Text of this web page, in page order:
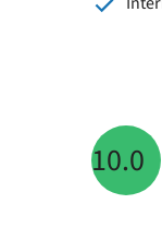
10.0